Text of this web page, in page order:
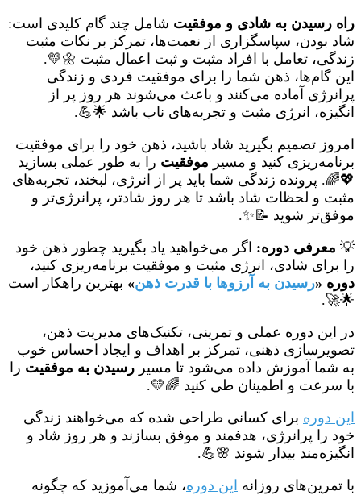
راه رسیدن به شادی و موفقیت شامل چند گام کلیدی است:
شاد بودن، سپاسگزاری از نعمت‌ها، تمرکز بر نکات مثبت
زندگی، تعامل با افراد مثبت و ثبت اعمال مثبت 🌼💛.
این گام‌ها، ذهن شما را برای موفقیت فردی و زندگی
پرانرژی آماده می‌کنند و باعث می‌شوند هر روز پر از
انگیزه، انرژی مثبت و تجربه‌های ناب باشد 🌟💪.
امروز تصمیم بگیرید شاد باشید، ذهن خود را برای موفقیت
برنامه‌ریزی کنید و مسیر موفقیت را به طور عملی بسازید
💖🌈. پرونده زندگی شما باید پر از انرژی، لبخند، تجربه‌های
مثبت و لحظات شاد باشد تا هر روز شادتر، پرانرژی‌تر و
موفق‌تر شوید 📝✨.
💡 معرفی دوره: اگر می‌خواهید یاد بگیرید چطور ذهن خود
را برای شادی، انرژی مثبت و موفقیت برنامه‌ریزی کنید،
دوره «رسیدن به آرزوها با قدرت ذهن» بهترین راهکار است
🌟🚀.
در این دوره عملی و تمرینی، تکنیک‌های مدیریت ذهن،
تصویرسازی ذهنی، تمرکز بر اهداف و ایجاد احساس خوب
به شما آموزش داده می‌شود تا مسیر رسیدن به موفقیت را
با سرعت و اطمینان طی کنید 🌈💛.
این دوره برای کسانی طراحی شده که می‌خواهند زندگی
خود را پرانرژی، هدفمند و موفق بسازند و هر روز شاد و
انگیزه‌مند بیدار شوند 🌸💪.
با تمرین‌های روزانه این دوره، شما می‌آموزید که چگونه